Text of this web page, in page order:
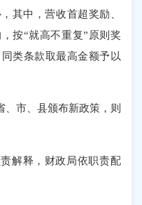
其中，营收首超奖励、
按“就高不重复”原则奖
类条款取最高金额予以
市、县颁布新政策，则
解释，财政局依职责配